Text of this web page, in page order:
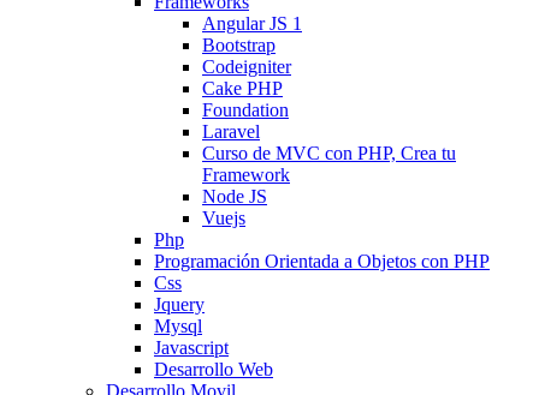
Angular JS 1
Bootstrap
Codeigniter
Cake PHP
Foundation
Laravel
Curso de MVC con PHP, Crea tu
Framework
Node JS
Vuejs
Php
Programación Orientada a Objetos con PHP
Css
Jquery
Mysql
Javascript
Desarrollo Web